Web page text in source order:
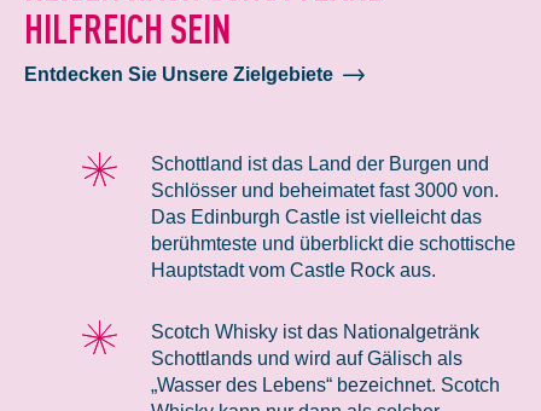
HILFREICH SEIN
Entdecken Sie Unsere Zielgebiete
Schottland ist das Land der Burgen und
Schlösser und beheimatet fast 3000 von.
Das Edinburgh Castle ist vielleicht das
berühmteste und überblickt die schottische
Hauptstadt vom Castle Rock aus.
Scotch Whisky ist das Nationalgetränk
Schottlands und wird auf Gälisch als
„Wasser des Lebens“ bezeichnet. Scotch